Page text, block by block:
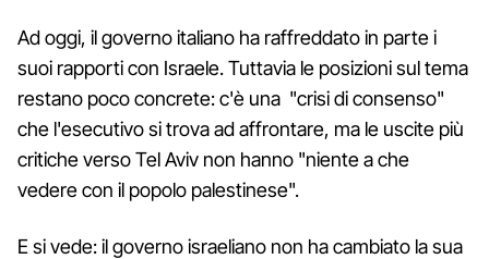
Ad oggi, il governo italiano ha raffreddato in parte i
suoi rapporti con Israele. Tuttavia le posizioni sul tema
restano poco concrete: c'è una "crisi di consenso"
che l'esecutivo si trova ad affrontare, ma le uscite più
critiche verso Tel Aviv non hanno "niente a che
vedere con il popolo palestinese".
E si vede: il governo israeliano non ha cambiato la sua